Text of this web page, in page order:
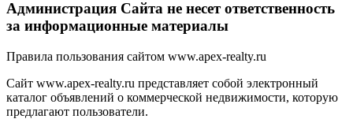
Администрация Сайта не несет ответственность
за информационные материалы
Правила пользования сайтом www.apex-realty.ru
Сайт www.apex-realty.ru представляет собой электронный
каталог объявлений о коммерческой недвижимости, которую
предлагают пользователи.